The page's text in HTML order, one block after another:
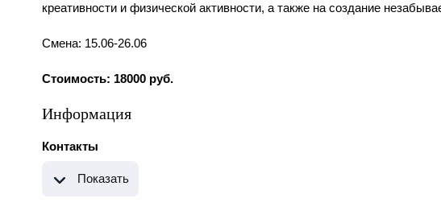
креативности и физической активности, а также на создание
Смена: 15.06-26.06
Стоимость: 18000 руб.
Информация
Контакты
Показать